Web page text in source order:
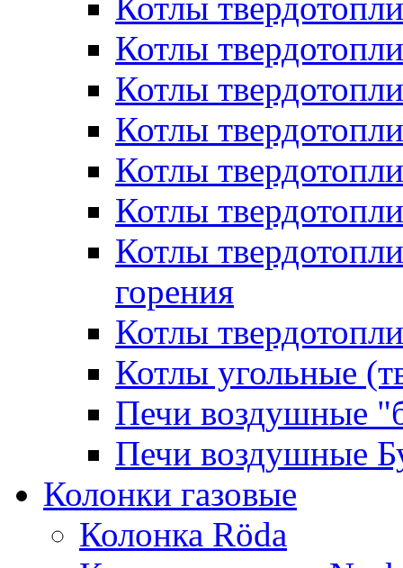
Котлы
Котлы
Котлы
Котлы
Котлы
Котлы
горения
Котлы
Котлы угольные
Печи воздушные
Печи воздушные
Колонки газовые
Колонка Rӧda